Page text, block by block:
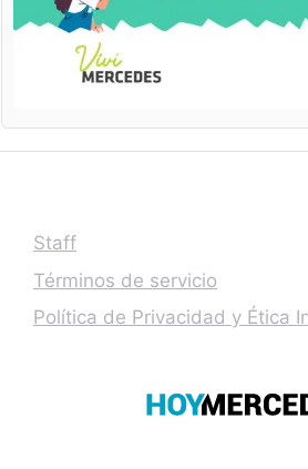
Staff
Términos de servicio
Política de Privacidad y Ética